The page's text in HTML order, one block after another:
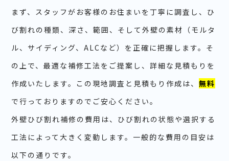
まず、スタッフがお客様のお住まいを丁寧に調査し、ひ
び割れの種類、深さ、範囲、そして外壁の素材（モルタ
ル、サイディング、ALCなど）を正確に把握します。そ
の上で、最適な補修工法をご提案し、詳細な見積もりを
作成いたします。この現地調査と見積もり作成は、無料
で行っておりますのでご安心ください。
外壁ひび割れ補修の費用は、ひび割れの状態や選択する
工法によって大きく変動します。一般的な費用の目安は
以下の通りです。